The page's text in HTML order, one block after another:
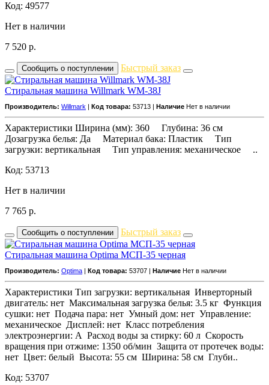
Код: 49577
Нет в наличии
7 520 р.
Сообщить о поступлении Быстрый заказ
Стиральная машина Willmark WM-38J
Производитель: Willmark Код товара: 53713 | Наличие Нет в наличии
Характеристики Ширина (мм): 360 Глубина: 36 см
Дозагрузка белья: Да Материал бака: Пластик Тип
загрузки: вертикальная Тип управления: механическое ..
Код: 53713
Нет в наличии
7 765 р.
Сообщить о поступлении Быстрый заказ
Стиральная машина Optima МСП-35 черная
Производитель: Optima Код товара: 53707 | Наличие Нет в наличии
Характеристики Тип загрузки: вертикальная Инверторный
двигатель: нет Максимальная загрузка белья: 3.5 кг Функция
сушки: нет Подача пара: нет Умный дом: нет Управление:
механическое Дисплей: нет Класс потребления
электроэнергии: A Расход воды за стирку: 60 л Скорость
вращения при отжиме: 1350 об/мин Защита от протечек воды:
нет Цвет: белый Высота: 55 см Ширина: 58 см Глуби..
Код: 53707